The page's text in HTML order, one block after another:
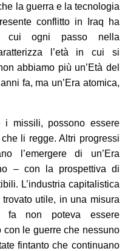
la guerra e la tecnologia
conflitto in Iraq ha
cui ogni passo nella
l’età in cui si
abbiamo più un’Età del
fa, ma un’Era atomica,
i missili, possono essere
li regge. Altri progressi
l’emergere di un’Era
– con la prospettiva di
L’industria capitalistica
utile, in una misura
fa non poteva essere
con le guerre che nessuno
fintanto che continuano